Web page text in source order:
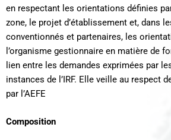
en respectant les orientations définies
zone, le projet d’établissement et, dans
conventionnés et partenaires, les
l’organisme gestionnaire en matière de
lien entre les demandes exprimées par
instances de l’IRF. Elle veille au respect
par l’AEFE
Composition